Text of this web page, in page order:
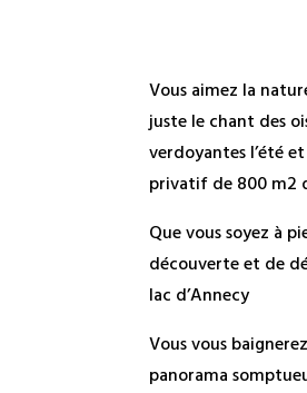
Vous aimez la
juste le chant des
verdoyantes l’été
privatif de 800 m2
Que vous soyez à
découverte et de
lac d’Annecy
Vous vous
panorama